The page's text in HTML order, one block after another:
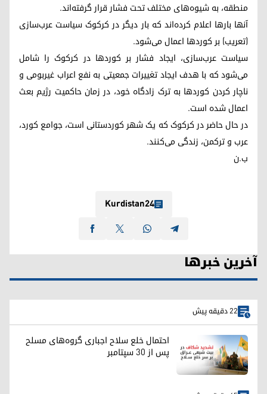
منطقه، به شیوه‌های مختلف تحت فشار قرار گرفته‌اند.
آنها بارها اعلام کرده‌اند که بار دیگر در کرکوک سیاست عرب‌سازی
(تعریب) بر کوردها اعمال می‌شود.
سیاست عرب‌سازی، ایجاد فشار بر کوردها در کرکوک را شامل
می‌شود که با هدف ایجاد تغییرات جمعیتی به نفع اعراب غیربومی و
ناچار کردن کوردها به ترک زادگاه خود، در زمان حاکمیت رژیم بعث
اعمال شده است.
در حال حاضر در کرکوک که یک شهر کوردستانی است، جوامع کورد،
عرب و ترکمن، زندگی می‌کنند.
ب.ن
Kurdistan24
آخرین خبرها
22 دقیقه پیش
احتمال خلع سلاح اجباری گروه‌های مسلح
پس از ۳۰ سپتامبر